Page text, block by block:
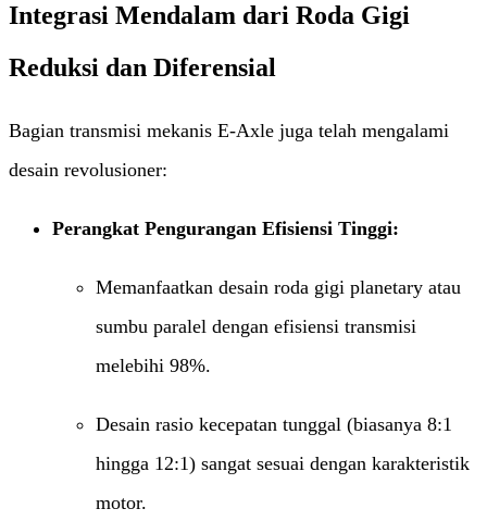
Integrasi Mendalam dari Roda Gigi
Reduksi dan Diferensial
Bagian transmisi mekanis E-Axle juga telah mengalami
desain revolusioner:
Perangkat Pengurangan Efisiensi Tinggi:​
Memanfaatkan desain roda gigi planetary atau
sumbu paralel dengan efisiensi transmisi
melebihi 98%.
Desain rasio kecepatan tunggal (biasanya 8:1
hingga 12:1) sangat sesuai dengan karakteristik
motor.